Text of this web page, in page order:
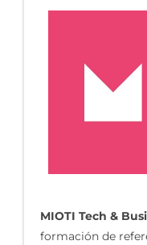
MIOTI Tech &
formación de